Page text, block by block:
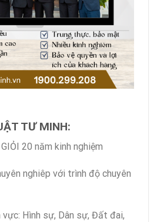
TƯ MINH:
20 năm kinh nghiệm
nghiêp với trình độ chuyên
Hình sự, Dân sự, Đất đai,